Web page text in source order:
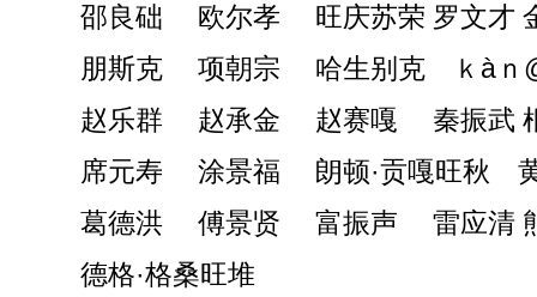
邵良础 欧尔孝 旺庆苏荣 罗文才
朋斯克 项朝宗 哈生别克 ｋàｎ
赵乐群 赵承金 赵赛嘎 秦振武
席元寿 涂景福 朗顿·贡嘎旺秋 黄
葛德洪 傅景贤 富振声 雷应清
德格·格桑旺堆